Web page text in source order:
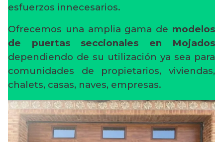
esfuerzos innecesarios.
Ofrecemos una amplia gama de modelos
de puertas seccionales en Mojados
dependiendo de su utilización ya sea para
comunidades de propietarios, viviendas,
chalets, casas, naves, empresas.